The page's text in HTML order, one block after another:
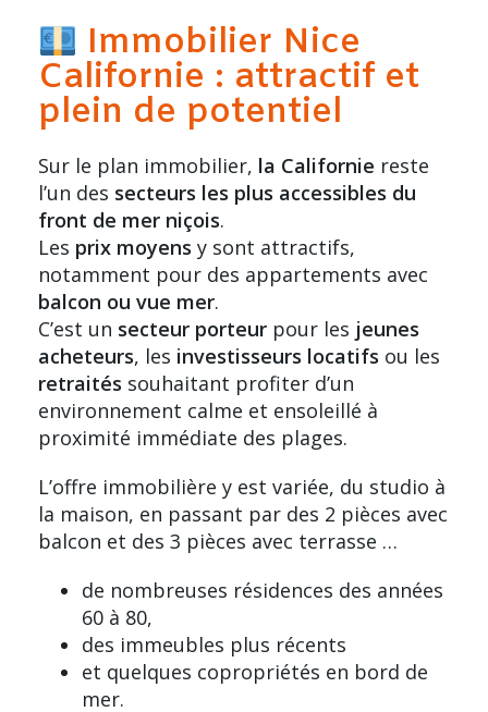
Immobilier Nice
Californie : attractif et
plein de potentiel
Sur le plan immobilier, la Californie reste
l’un des secteurs les plus accessibles du
front de mer niçois.
Les prix moyens y sont attractifs,
notamment pour des appartements avec
balcon ou vue mer.
C’est un secteur porteur pour les jeunes
acheteurs, les investisseurs locatifs ou les
retraités souhaitant profiter d’un
environnement calme et ensoleillé à
proximité immédiate des plages.
L’offre immobilière y est variée, du studio à
la maison, en passant par des 2 pièces avec
balcon et des 3 pièces avec terrasse …
de nombreuses résidences des années
60 à 80,
des immeubles plus récents
et quelques copropriétés en bord de
mer.